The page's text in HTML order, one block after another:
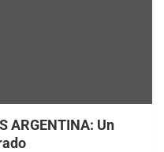
ARGENTINA: Un